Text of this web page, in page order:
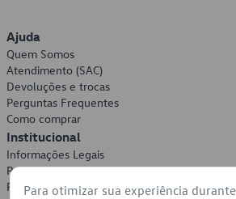
Ajuda
Quem Somos
Atendimento (SAC)
Devoluções e trocas
Perguntas Frequentes
Como comprar
Institucional
Informações Legais
Política de Privacidade
Política de Cookies
Para otimizar sua experiência